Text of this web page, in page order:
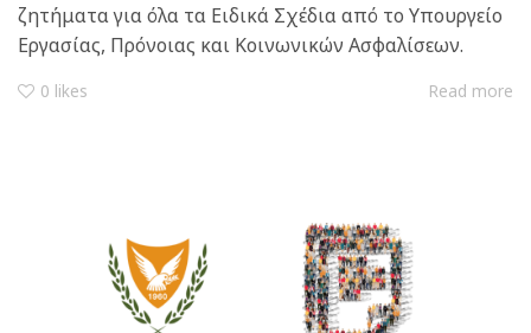
ζητήματα για όλα τα Ειδικά Σχέδια από το Υπουργείο
Εργασίας, Πρόνοιας και Κοινωνικών Ασφαλίσεων.
0 likes Read more